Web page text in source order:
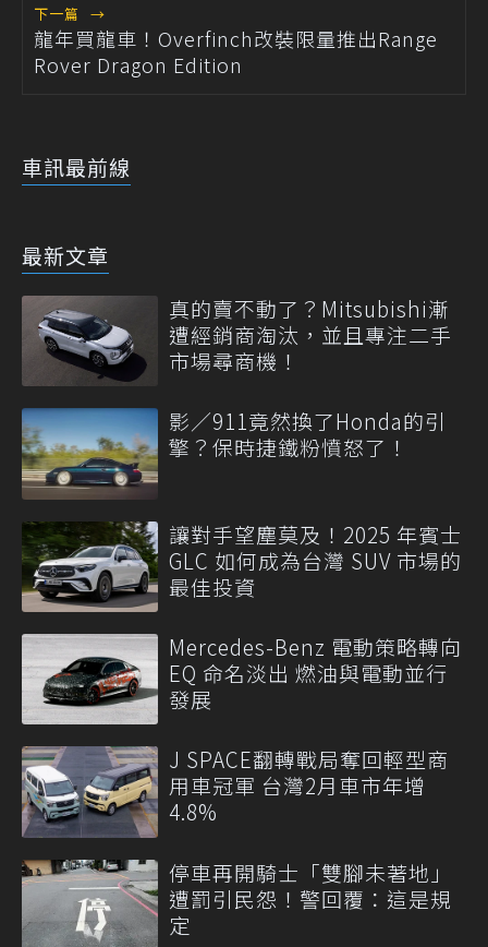
下一篇 →
龍年買龍車！Overfinch改裝限量推出Range
Rover Dragon Edition
車訊最前線
最新文章
真的賣不動了？Mitsubishi漸
遭經銷商淘汰，並且專注二手
市場尋商機！
影／911竟然換了Honda的引
擎？保時捷鐵粉憤怒了！
讓對手望塵莫及！2025 年賓士
GLC 如何成為台灣 SUV 市場的
最佳投資
Mercedes-Benz 電動策略轉向
EQ 命名淡出 燃油與電動並行
發展
J SPACE翻轉戰局奪回輕型商
用車冠軍 台灣2月車市年增
4.8%
停車再開騎士「雙腳未著地」
遭罰引民怨！警回覆：這是規
定